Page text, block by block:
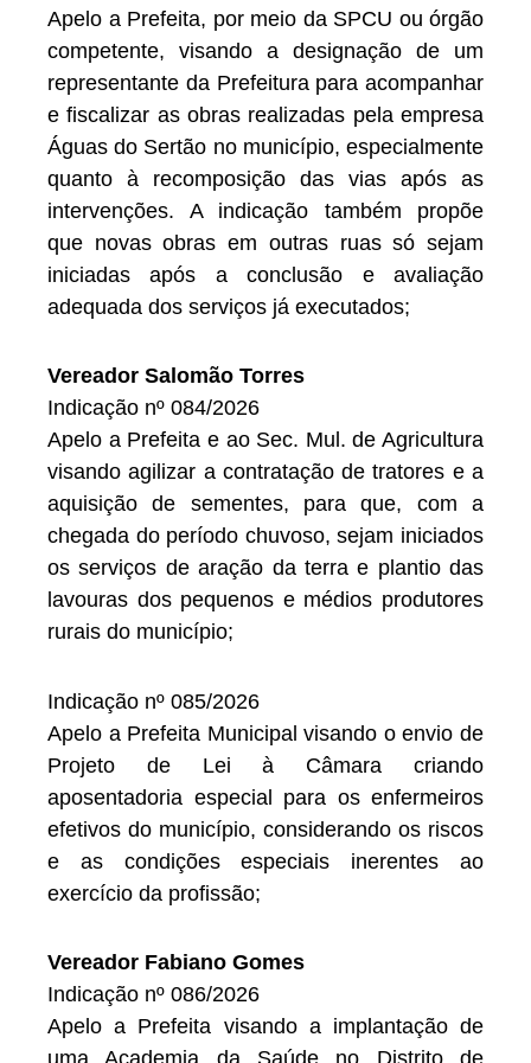
Apelo a Prefeita, por meio da SPCU ou órgão
competente, visando a designação de um
representante da Prefeitura para acompanhar
e fiscalizar as obras realizadas pela empresa
Águas do Sertão no município, especialmente
quanto à recomposição das vias após as
intervenções. A indicação também propõe
que novas obras em outras ruas só sejam
iniciadas após a conclusão e avaliação
adequada dos serviços já executados;
Vereador Salomão Torres
Indicação nº 084/2026
Apelo a Prefeita e ao Sec. Mul. de Agricultura
visando agilizar a contratação de tratores e a
aquisição de sementes, para que, com a
chegada do período chuvoso, sejam iniciados
os serviços de aração da terra e plantio das
lavouras dos pequenos e médios produtores
rurais do município;
Indicação nº 085/2026
Apelo a Prefeita Municipal visando o envio de
Projeto de Lei à Câmara criando
aposentadoria especial para os enfermeiros
efetivos do município, considerando os riscos
e as condições especiais inerentes ao
exercício da profissão;
Vereador Fabiano Gomes
Indicação nº 086/2026
Apelo a Prefeita visando a implantação de